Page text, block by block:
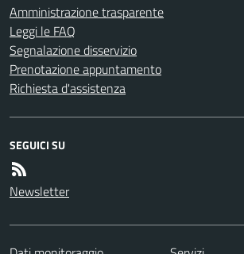
Amministrazione trasparente
Leggi le FAQ
Segnalazione disservizio
Prenotazione appuntamento
Richiesta d'assistenza
SEGUICI SU
Newsletter